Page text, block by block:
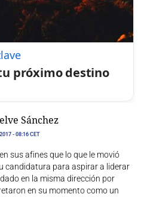
próximo destino
Sánchez
- 08:16 CET
sus afines que lo que le movió
candidatura para aspirar a liderar
en la misma dirección por
en su momento como un